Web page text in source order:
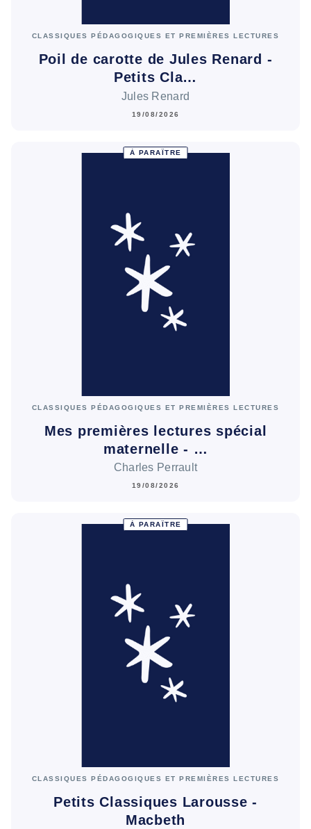
CLASSIQUES PÉDAGOGIQUES ET PREMIÈRES LECTURES
Poil de carotte de Jules Renard -
Petits Cla…
Jules Renard
19/08/2026
À PARAÎTRE
CLASSIQUES PÉDAGOGIQUES ET PREMIÈRES LECTURES
Mes premières lectures spécial
maternelle - …
Charles Perrault
19/08/2026
À PARAÎTRE
CLASSIQUES PÉDAGOGIQUES ET PREMIÈRES LECTURES
Petits Classiques Larousse -
Macbeth